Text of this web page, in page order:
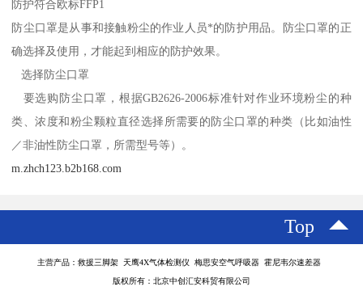
防护符合欧标FFP1
防尘口罩是从事和接触粉尘的作业人员*的防护用品。防尘口罩的正
确选择及使用，才能起到相应的防护效果。
选择防尘口罩
要选购防尘口罩，根据GB2626-2006标准针对作业环境粉尘的种
类、浓度和粉尘颗粒直径选择所需要的防尘口罩的种类（比如油性
／非油性防尘口罩，所需型号等）。
m.zhch123.b2b168.com
Top
主营产品：救援三脚架 天鹰4X气体检测仪 梅思安空气呼吸器 霍尼韦尔速差器
版权所有：北京中创汇安科贸有限公司